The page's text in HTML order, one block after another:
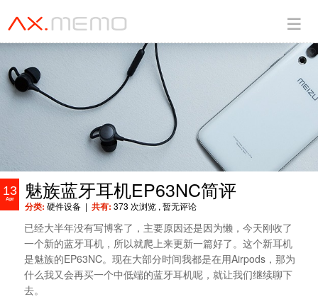
13
Apr 魅族蓝牙耳机EP63NC简评
分类: 硬件设备 | 共有: 373 次浏览 , 暂无评论
已经大半年没有写博客了，主要原因还是因为懒，今天刚收了
一个新的蓝牙耳机，所以就爬上来更新一篇好了。这个新耳机
是魅族的EP63NC。现在大部分时间我都是在用Airpods，那为
什么我又会再买一个中低端的蓝牙耳机呢，就让我们继续聊下
去。